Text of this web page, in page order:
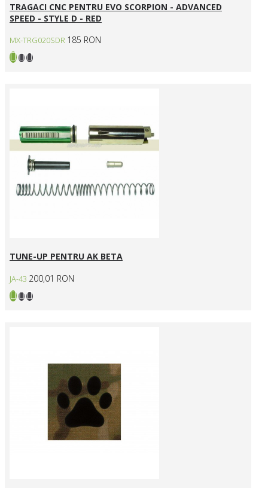
TRAGACI CNC PENTRU EVO SCORPION - ADVANCED
SPEED - STYLE D - RED
MX-TRG020SDR 185 RON
TUNE-UP PENTRU AK BETA
JA-43 200,01 RON